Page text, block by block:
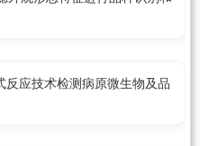
反应技术检测病原微生物及品